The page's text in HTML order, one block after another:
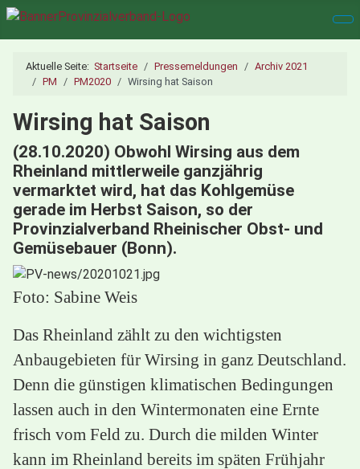
Aktuelle Seite: Startseite Pressemeldungen
Archiv 2021
PM
PM2020 Wirsing hat Saison
Wirsing hat Saison
(28.10.2020) Obwohl Wirsing aus dem
Rheinland mittlerweile ganzjährig
vermarktet wird, hat das Kohlgemüse
gerade im Herbst Saison, so der
Provinzialverband Rheinischer Obst- und
Gemüsebauer (Bonn).
Foto: Sabine Weis
Das Rheinland zählt zu den wichtigsten
Anbaugebieten für Wirsing in ganz Deutschland.
Denn die günstigen klimatischen Bedingungen
lassen auch in den Wintermonaten eine Ernte
frisch vom Feld zu. Durch die milden Winter
kann im Rheinland bereits im späten Frühjahr